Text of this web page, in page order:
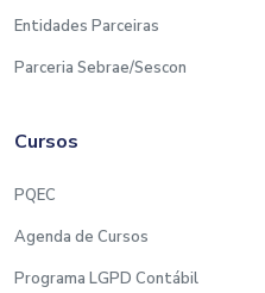
Entidades Parceiras
Parceria Sebrae/Sescon
Cursos
PQEC
Agenda de Cursos
Programa LGPD Contábil